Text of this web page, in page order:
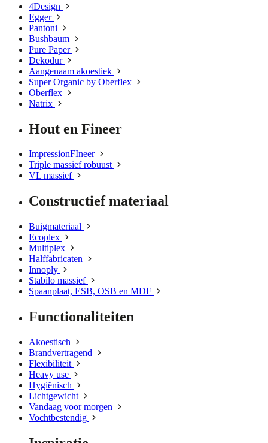
4Design
Egger
Pantoni
Bushbaum
Pure Paper
Dekodur
Aangenaam akoestiek
Super Organic by Oberflex
Oberflex
Natrix
Hout en Fineer
ImpressionFIneer
Triple massief robuust
VL massief
Constructief materiaal
Buigmateriaal
Ecoplex
Multiplex
Halffabricaten
Innoply
Stabilo massief
Spaanplaat, ESB, OSB en MDF
Functionaliteiten
Akoestisch
Brandvertragend
Flexibiliteit
Heavy use
Hygiënisch
Lichtgewicht
Vandaag voor morgen
Vochtbestendig